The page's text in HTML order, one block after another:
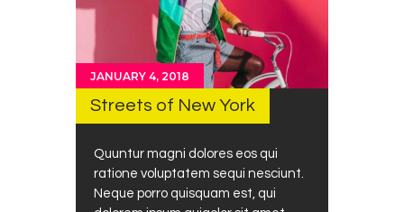
JANUARY 4, 2018
Streets of New York
Quuntur magni dolores eos qui
ratione voluptatem sequi nesciunt.
Neque porro quisquam est, qui